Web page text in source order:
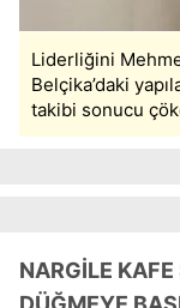
Liderliğini
Belçika’daki
takibi sonucu
NARGİLE